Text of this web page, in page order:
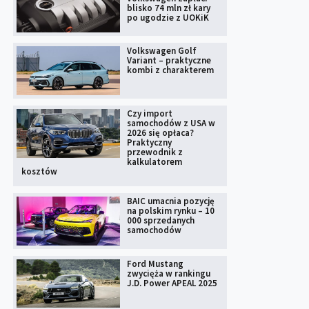
blisko 74 mln zł kary
po ugodzie z UOKiK
Volkswagen Golf
Variant – praktyczne
kombi z charakterem
Czy import
samochodów z USA w
2026 się opłaca?
Praktyczny
przewodnik z
kalkulatorem
kosztów
BAIC umacnia pozycję
na polskim rynku – 10
000 sprzedanych
samochodów
Ford Mustang
zwycięża w rankingu
J.D. Power APEAL 2025